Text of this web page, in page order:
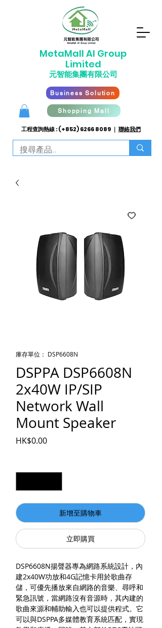
​MetaMall AI Group
Limited
元智能集團有限公司
Business Solution
Shopping Mall
工程查詢熱線 : (+852)6266 8089｜ 聯絡我們
庫存單位： DSP6608N
DSPPA DSP6608N
2x40W IP/SIP
Network Wall
Mount Speaker
HK$0.00價格
新增至購物車
立即購買
DSP6608N揚聲器專為網路系統設計，內
建2x40W功放和4G記憶卡用於歌曲存
儲，可優先播放來自網路的音樂、尋呼和
緊急訊號，當網路沒有音源時，其內建的
歌曲來源和輔助輸入也可以提供程式。它
可以與DSPPA多媒體教育系統匹配，實現